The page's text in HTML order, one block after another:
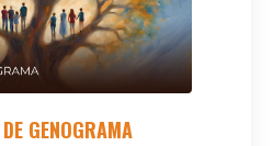
GENOGRAMA